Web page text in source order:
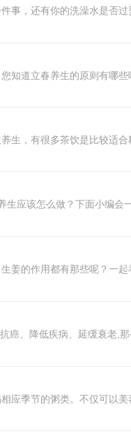
事，还有你的洗澡水是否过
道立春养生的原则有哪
，有很多茶饮是比较适
应该怎么做？下面小编会
姜的作用都有那些呢？一起
、降低疾病、延缓衰老,
季节的粥类。不仅可以美